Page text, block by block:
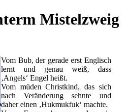
Mistelzweig
Vom Bub, der gerade erst Englisch
lernt und genau weiß, dass
‚Angels‘ Engel heißt.
Vom müden Christkind, das sich
nach Veränderung sehnte und
daher einen ‚Hukmukfuk‘ machte.